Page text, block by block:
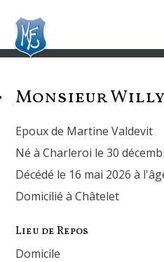
Monsieur Willy
Epoux de Martine Valdevit
Né à Charleroi le 30
Décédé le 16 mai 2026 à
Domicilié à Châtelet
Lieu de Repos
Domicile